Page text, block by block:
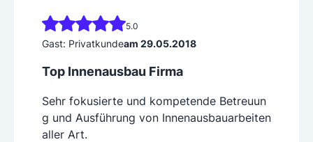
5.0
Gast: Privatkundeam 29.05.2018
Top Innenausbau Firma
Sehr fokusierte und kompetende Betreuun
g und Ausführung von Innenausbauarbeiten
aller Art.